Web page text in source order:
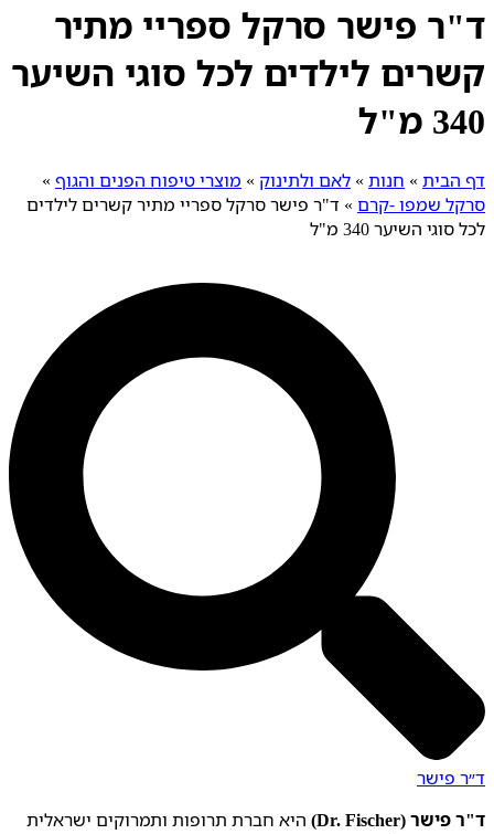
ד"ר פישר סרקל ספריי מתיר
קשרים לילדים לכל סוגי השיער
340 מ"ל
דף הבית»חנות»לאם ולתינוק»מוצרי טיפוח הפנים והגוף»
סרקל שמפו -קרם»ד"ר פישר סרקל ספריי מתיר קשרים לילדים
לכל סוגי השיער 340 מ"ל
ד״ר פישר
ד"ר פישר (Dr. Fischer)
היא חברת תרופות ותמרוקים ישראלית